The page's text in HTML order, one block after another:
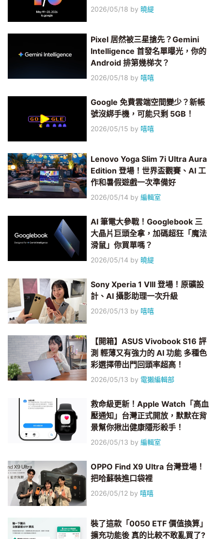
2026/05/18 by 曉緹
Pixel 居然被三星搶先？Gemini
Intelligence 首發名單曝光，你的
Android 排第幾梯次？
2026/05/18 by 嘻嘻
Google 免費雲端空間變少？新帳
號沒綁手機，可能只剩 5GB！
2026/05/15 by 嘻嘻
Lenovo Yoga Slim 7i Ultra Aura
Edition 登場！世界盃觀賽、AI 工
作和暑假遊戲一次準備好
2026/05/14 by編輯室
AI 筆電大參戰！Googlebook 三
大晶片巨頭全拿，加碼超狂「魔法
滑鼠」你買單嗎？
2026/05/14 by 曉緹
Sony Xperia 1 VIII 登場！原礦設
計、AI 攝影助理一次升級
2026/05/13 by 嘻嘻
【開箱】ASUS Vivobook S16 評
測 輕薄又有強力的 AI 功能 多種色
彩選擇帶出門回頭率超高！
2026/05/13 by 電獺編輯部
救命級更新！Apple Watch「高血
壓通知」台灣正式開放，默默在背
景幫你揪出健康隱形殺手！
2026/05/13 by編輯室
OPPO Find X9 Ultra 台灣登場！
把哈蘇裝進口袋裡
2026/05/12 by 嘻嘻
裝了這款「0050 ETF 價值換算」
擴充功能後 真的比較不敢亂買了?